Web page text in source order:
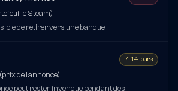
Steam)
de retirer vers une banque
7–14 jours
de l'annonce)
peut rester invendue pendant des